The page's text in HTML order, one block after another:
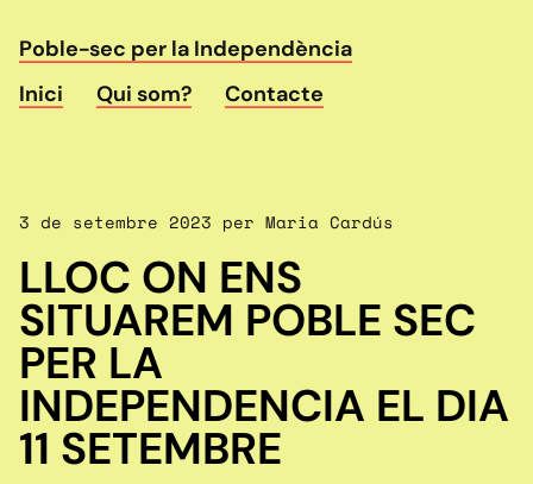
Poble-sec per la Independència
Inici
Qui som? Contacte
3 de setembre 2023 per Maria Cardús
LLOC ON ENS
SITUAREM POBLE SEC
PER LA
INDEPENDENCIA EL DIA
11 SETEMBRE